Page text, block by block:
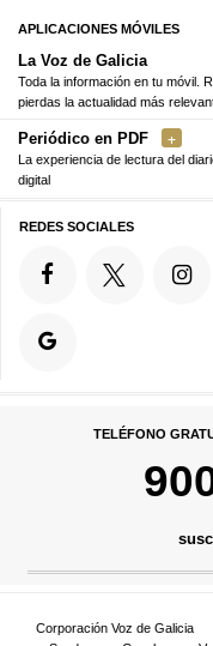
APLICACIONES MÓVILES
La Voz de Galicia
Toda la información en tu móvil.
pierdas la actualidad más
Periódico en PDF
La experiencia de lectura del
digital
REDES SOCIALES
TELÉFONO
Corporación Voz de Galicia